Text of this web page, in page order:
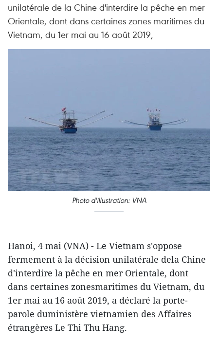
unilatérale de la Chine d'interdire la pêche en mer
Orientale, dont dans certaines zones maritimes du
Vietnam, du 1er mai au 16 août 2019,
Photo d'illustration: VNA
Hanoi, 4 mai (VNA) - Le Vietnam s'oppose
fermement à la décision unilatérale dela Chine
d'interdire la pêche en mer Orientale, dont
dans certaines zonesmaritimes du Vietnam, du
1er mai au 16 août 2019, a déclaré la porte-
parole duministère vietnamien des Affaires
étrangères Le Thi Thu Hang.